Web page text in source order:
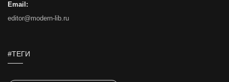
Email:
editor@modern-lib.ru
#ТЕГИ